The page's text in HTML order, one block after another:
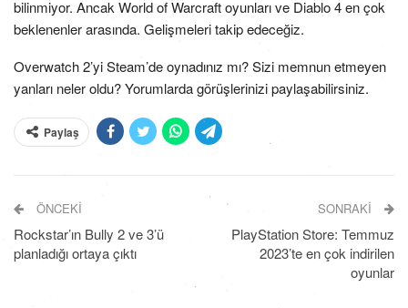
bilinmiyor. Ancak World of Warcraft oyunları ve Diablo 4 en çok
beklenenler arasında. Gelişmeleri takip edeceğiz.
Overwatch 2’yi Steam’de oynadınız mı? Sizi memnun etmeyen
yanları neler oldu? Yorumlarda görüşlerinizi paylaşabilirsiniz.
Paylaş
ÖNCEKI
Rockstar’ın Bully 2 ve 3’ü
planladığı ortaya çıktı
SONRAKI
PlayStation Store: Temmuz
2023’te en çok indirilen
oyunlar